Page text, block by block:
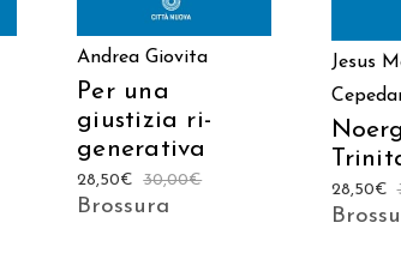
Andrea Giovita
Per una
giustizia ri-
generativa
30,00€
28,50€
Brossura
Jesus
28,50€